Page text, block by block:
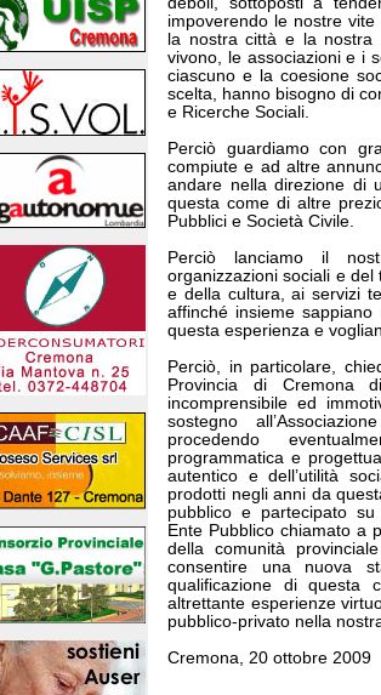
impoverendo le nostre
la nostra città e la
vivono, le associazioni e i
ciascuno e la coesione
scelta, hanno bisogno di
e Ricerche Sociali.
Perciò guardiamo con
compiute e ad altre
andare nella direzione di
questa come di altre
Pubblici e Società Civile.
Perciò lanciamo il
organizzazioni sociali e
e della cultura, ai servizi
affinché insieme
questa esperienza e
Perciò, in particolare,
Provincia di Cremona
incomprensibile ed
sostegno
procedendo
programmatica e
autentico e dell’utilità
prodotti negli anni da
pubblico e partecipato
Ente Pubblico chiamato a
della comunità
consentire una nuova
qualificazione di questa
altrettante esperienze
pubblico-privato nella
Cremona, 20 ottobre 2009